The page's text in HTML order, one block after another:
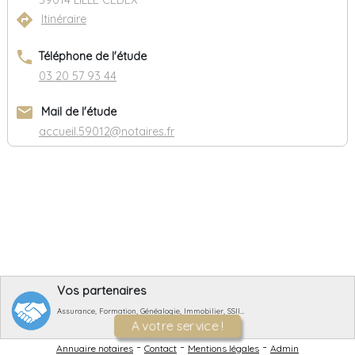
directions Itinéraire
phone Téléphone de l'étude
03 20 57 93 44
email
Mail de l'étude
accueil.59012@notaires.fr
Vos partenaires
Assurance, Formation, Généalogie, Immobilier, SSII…
A votre service !
Annuaire notaires-Contact-Mentions légales - Admin